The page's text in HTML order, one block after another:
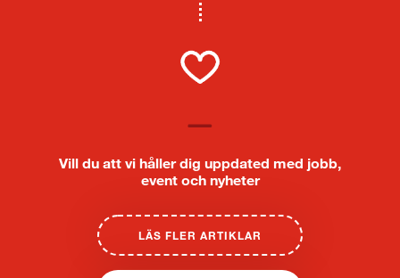
Vill du att vi håller dig uppdated med jobb,
event och nyheter
LÄS FLER ARTIKLAR